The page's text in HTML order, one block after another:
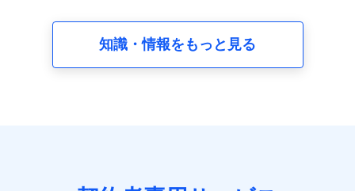
の内容、保険料、保険料のお支払方法、車のメーカーや
走行距離などの情報、建物の構造や築年数などの情報、
険契約に関する情報。例として、保険契約者及び被保険
知識・情報をもっと見る